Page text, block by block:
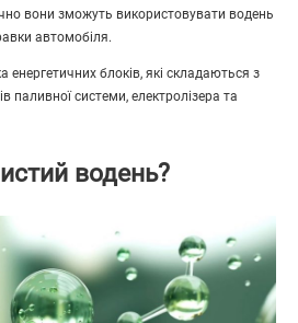
вони зможуть використовувати водень
автомобіля.
енергетичних блоків, які складаються з
паливної системи, електролізера та
водень?